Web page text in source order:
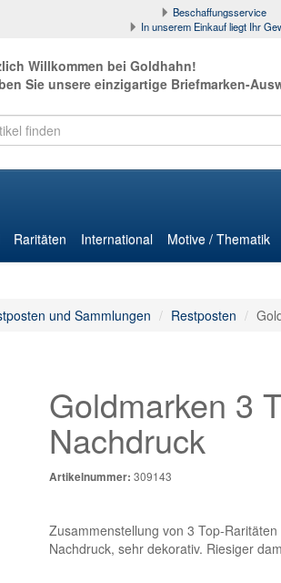
Beschaffungsservice
In unserem Einkauf liegt Ihr
Willkommen bei Goldhahn!
Sie unsere einzigartige Briefmarken-
Raritäten International Motive / Thematik
und Sammlungen Restposten
Goldmarken 3
Nachdruck
Artikelnummer: 309143
Zusammenstellung von 3 Top-
Nachdruck, sehr dekorativ. Riesiger